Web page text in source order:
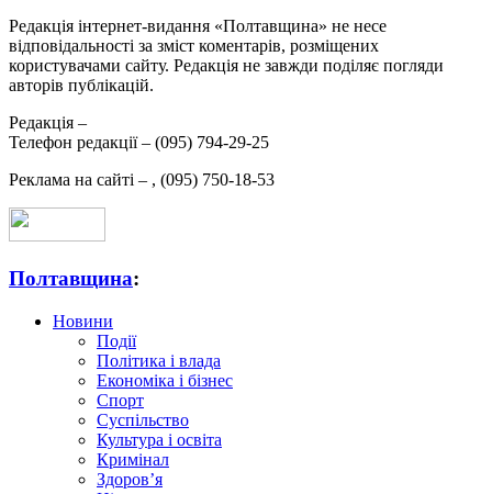
Редакція інтернет-видання «Полтавщина» не несе
відповідальності за зміст коментарів, розміщених
користувачами сайту. Редакція не завжди поділяє погляди
авторів публікацій.
Редакція –
Телефон редакції – (095) 794-29-25
Реклама на сайті – , (095) 750-18-53
Полтавщина:
Новини
Події
Політика і влада
Економіка і бізнес
Спорт
Суспільство
Культура і освіта
Кримінал
Здоров’я